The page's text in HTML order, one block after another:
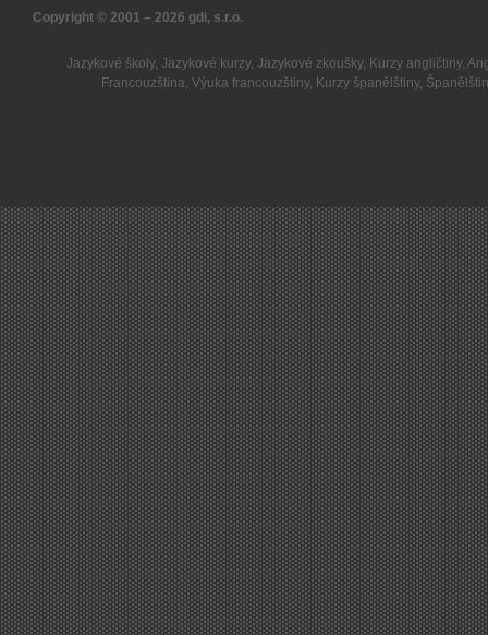
Copyright © 2001 – 2026 gdi, s.r.o.
Jazykové školy, Jazykové kurzy, Jazykové zkoušky, Kurzy angličtiny,
Francouzština,Výuka francouzštiny, Kurzy španělštiny,